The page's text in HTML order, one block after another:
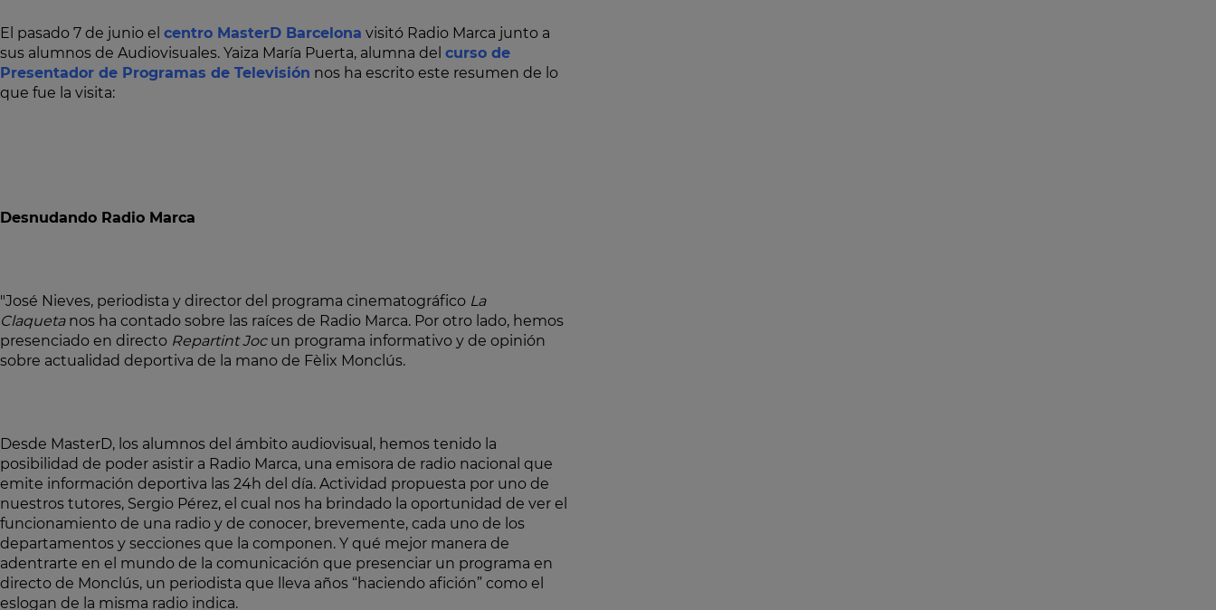
El pasado 7 de junio el centro MasterD Barcelona visitó Radio Marca junto a
sus alumnos de Audiovisuales. Yaiza María Puerta, alumna del curso de
Presentador de Programas de Televisión nos ha escrito este resumen de lo
que fue la visita:
Desnudando Radio Marca
"José Nieves, periodista y director del programa cinematográfico La
Claquetanos ha contado sobre las raíces de Radio Marca. Por otro lado, hemos
presenciado en directo Repartint Jocun programa informativo y de opinión
sobre actualidad deportiva de la mano de Fèlix Monclús.
Desde MasterD, los alumnos del ámbito audiovisual, hemos tenido la
posibilidad de poder asistir a Radio Marca, una emisora de radio nacional que
emite información deportiva las 24h del día. Actividad propuesta por uno de
nuestros tutores, Sergio Pérez, el cual nos ha brindado la oportunidad de ver el
funcionamiento de una radio y de conocer, brevemente, cada uno de los
departamentos y secciones que la componen. Y qué mejor manera de
adentrarte en el mundo de la comunicación que presenciar un programa en
directo de Monclús, un periodista que lleva años “haciendo afición” como el
eslogan de la misma radio indica.